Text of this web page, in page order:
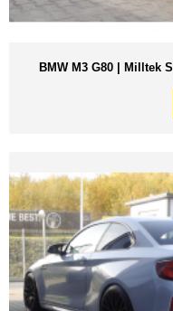
BMW M3 G80 | Milltek